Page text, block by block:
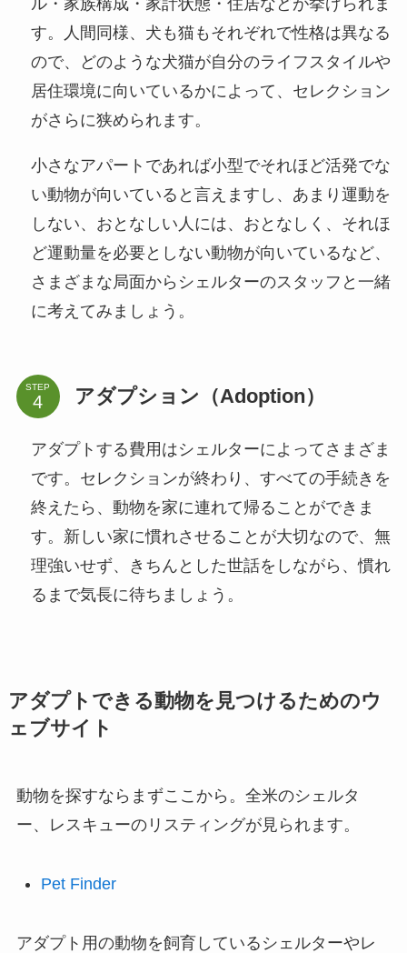
ル・家族構成・家計状態・住居などが挙げられま
す。人間同様、犬も猫もそれぞれで性格は異なる
ので、どのような犬猫が自分のライフスタイルや
居住環境に向いているかによって、セレクション
がさらに狭められます。
小さなアパートであれば小型でそれほど活発でな
い動物が向いていると言えますし、あまり運動を
しない、おとなしい人には、おとなしく、それほ
ど運動量を必要としない動物が向いているなど、
さまざまな局面からシェルターのスタッフと一緒
に考えてみましょう。
STEP アダプション（Adoption）
アダプトする費用はシェルターによってさまざま
です。セレクションが終わり、すべての手続きを
終えたら、動物を家に連れて帰ることができま
す。新しい家に慣れさせることが大切なので、無
理強いせず、きちんとした世話をしながら、慣れ
るまで気長に待ちましょう。
アダプトできる動物を見つけるためのウ
ェブサイト
動物を探すならまずここから。全米のシェルタ
ー、レスキューのリスティングが見られます。
Pet Finder
アダプト用の動物を飼育しているシェルターやレ